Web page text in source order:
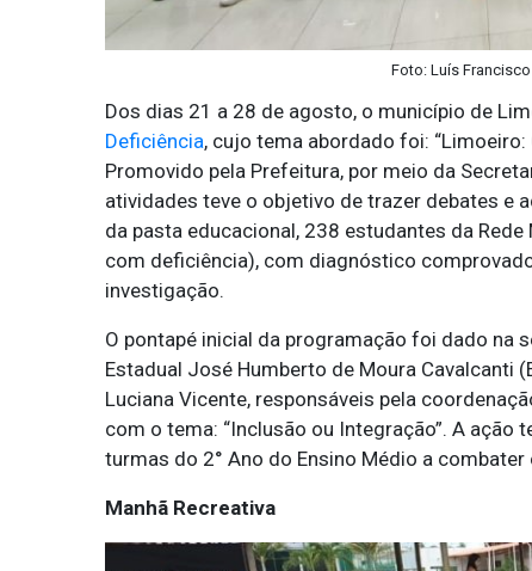
Foto: Luís
Dos dias 21 a 28 de agosto, o município de
Deficiência, cujo tema abordado foi:
Promovido pela Prefeitura, por meio da
atividades teve o objetivo de trazer debates e
da pasta educacional, 238 estudantes da
com deficiência), com diagnóstico
investigação.
O pontapé inicial da programação foi dado na
Estadual José Humberto de Moura Cavalcanti
Luciana Vicente, responsáveis pela
com o tema: “Inclusão ou Integração”. A
turmas do 2° Ano do Ensino Médio a
Manhã Recreativa